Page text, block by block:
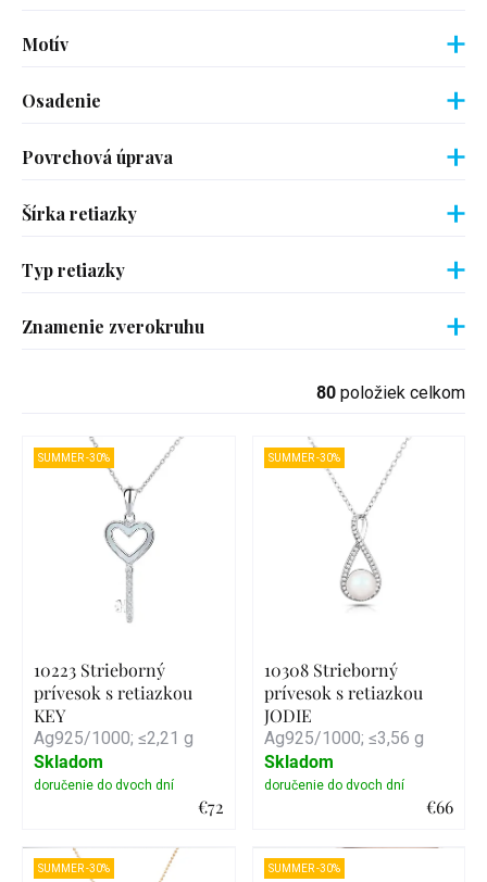
80 položiek celkom
Motív
Osadenie
Povrchová úprava
Šírka retiazky
Typ retiazky
Znamenie zverokruhu
SUMMER -30%
10223 Strieborný
prívesok s retiazkou
KEY
Ag925/1000; ≤2,21 g
€72
Skladom
SUMMER -30%
10308 Strieborný
prívesok s retiazkou
JODIE
Ag925/1000; ≤3,56 g
€66
Detail
Skladom
SUMMER -30% SUMMER -30%